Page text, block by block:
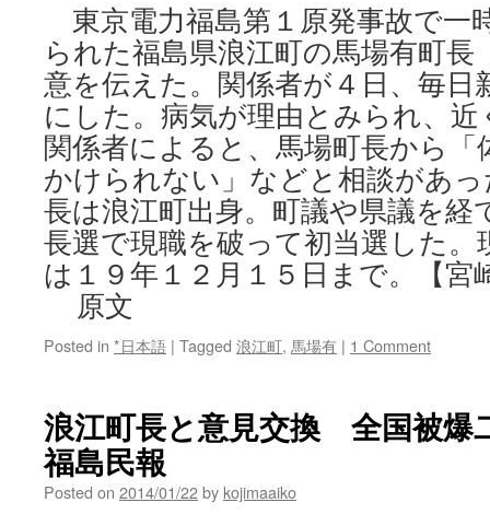
東京電力福島第１原発事故で一
られた福島県浪江町の馬場有町長
意を伝えた。関係者が４日、毎日
にした。病気が理由とみられ、
関係者によると、馬場町長から
かけられない」などと相談があ
長は浪江町出身。町議や県議を経
長選で現職を破って初当選した。
は１９年１２月１５日まで。【宮
原文
Posted in *日本語 | Tagged 浪江町, 馬場有 | 1 Comment
浪江町長と意見交換 全国被爆
福島民報
Posted on 2014/01/22by kojimaaiko